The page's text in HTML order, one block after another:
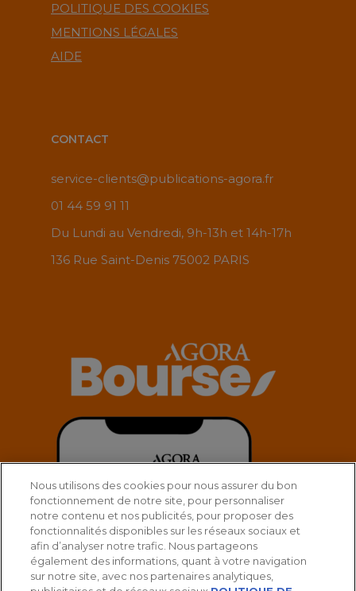
POLITIQUE DES COOKIES
MENTIONS LÉGALES
AIDE
CONTACT
service-clients@publications-agora.fr
01 44 59 91 11
Du Lundi au Vendredi, 9h-13h et 14h-17h
136 Rue Saint-Denis 75002 PARIS
Nous utilisons des cookies pour nous assurer du bon
fonctionnement de notre site, pour personnaliser
notre contenu et nos publicités, pour proposer des
fonctionnalités disponibles sur les réseaux sociaux et
afin d’analyser notre trafic. Nous partageons
également des informations, quant à votre navigation
sur notre site, avec nos partenaires analytiques,